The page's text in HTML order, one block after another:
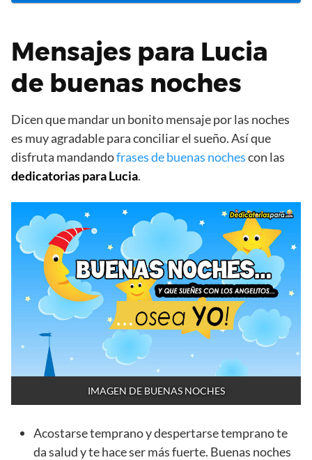
Mensajes para Lucia
de buenas noches
Dicen que mandar un bonito mensaje por las noches
es muy agradable para conciliar el sueño. Así que
disfruta mandandofrases de buenas nochescon las
dedicatorias para Lucia.
IMAGEN DE BUENAS NOCHES
Acostarse temprano y despertarse temprano te
da salud y te hace ser más fuerte. Buenas noches